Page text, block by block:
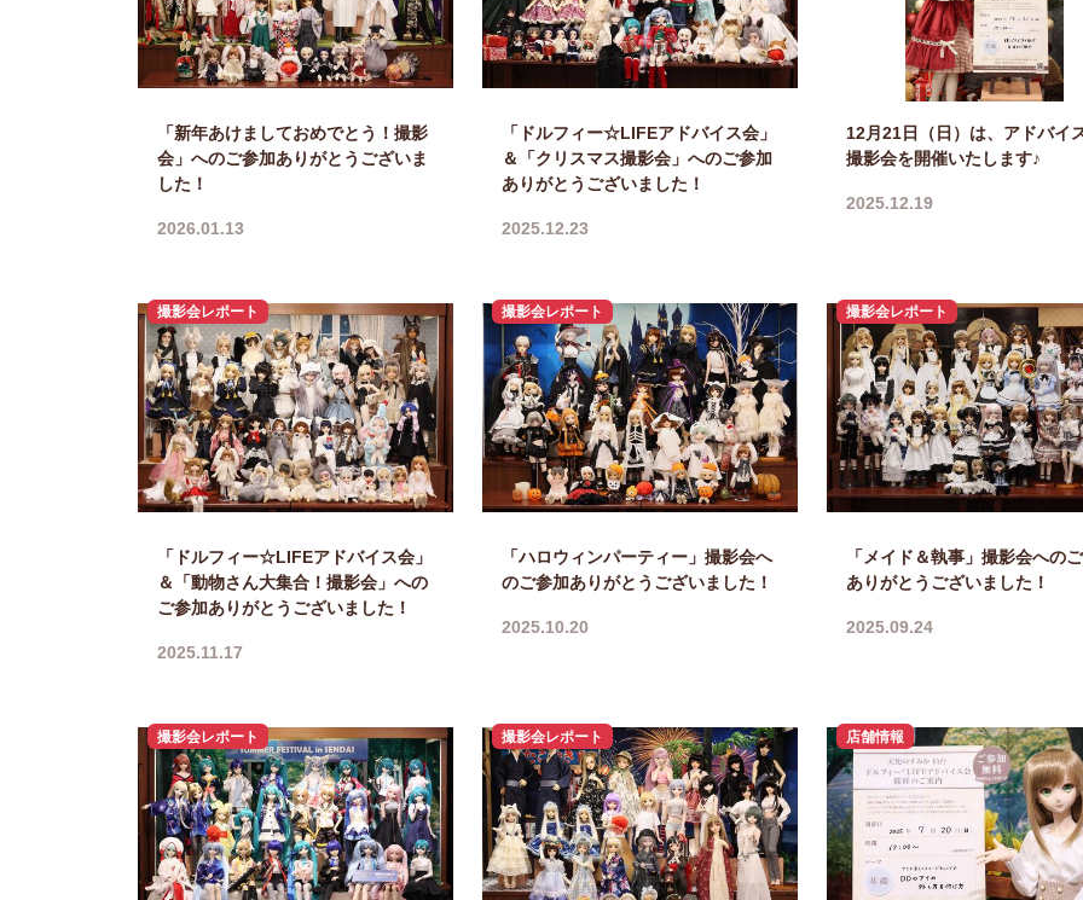
「新年あけましておめでとう！撮影
会」へのご参加ありがとうございま
した！
2026.01.13
「ドルフィー☆LIFEアドバイス会」
＆「クリスマス撮影会」へのご参加
ありがとうございました！
2025.12.23
12月21日（日）は、アドバイ
撮影会を開催いたします♪
2025.12.19
撮影会レポート
「ドルフィー☆LIFEアドバイス会」
＆「動物さん大集合！撮影会」への
ご参加ありがとうございました！
2025.11.17
撮影会レポート
「ハロウィンパーティー」撮影会へ
のご参加ありがとうございました！
2025.10.20
撮影会レポート
「メイド＆執事」撮影会への
ありがとうございました！
2025.09.24
撮影会レポート 撮影会レポート 店舗情報